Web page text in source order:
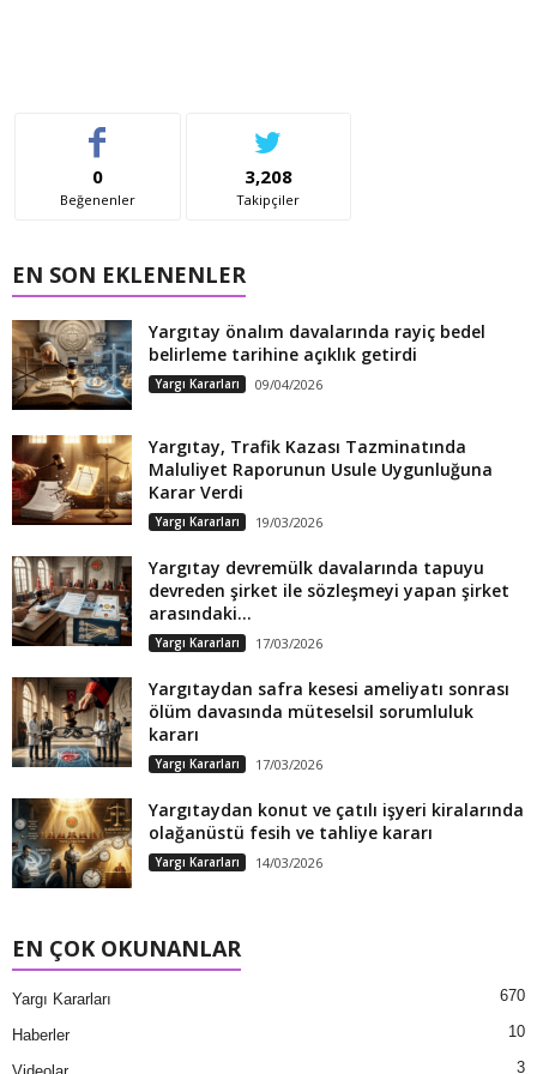
0
Beğenenler
3,208
Takipçiler
EN SON EKLENENLER
Yargıtay önalım davalarında rayiç bedel
belirleme tarihine açıklık getirdi
Yargı Kararları 09/04/2026
Yargıtay, Trafik Kazası Tazminatında
Maluliyet Raporunun Usule Uygunluğuna
Karar Verdi
Yargı Kararları 19/03/2026
Yargıtay devremülk davalarında tapuyu
devreden şirket ile sözleşmeyi yapan şirket
arasındaki...
Yargı Kararları 17/03/2026
Yargıtaydan safra kesesi ameliyatı sonrası
ölüm davasında müteselsil sorumluluk
kararı
Yargı Kararları 17/03/2026
Yargıtaydan konut ve çatılı işyeri kiralarında
olağanüstü fesih ve tahliye kararı
Yargı Kararları 14/03/2026
EN ÇOK OKUNANLAR
Yargı Kararları 670
Haberler 10
3